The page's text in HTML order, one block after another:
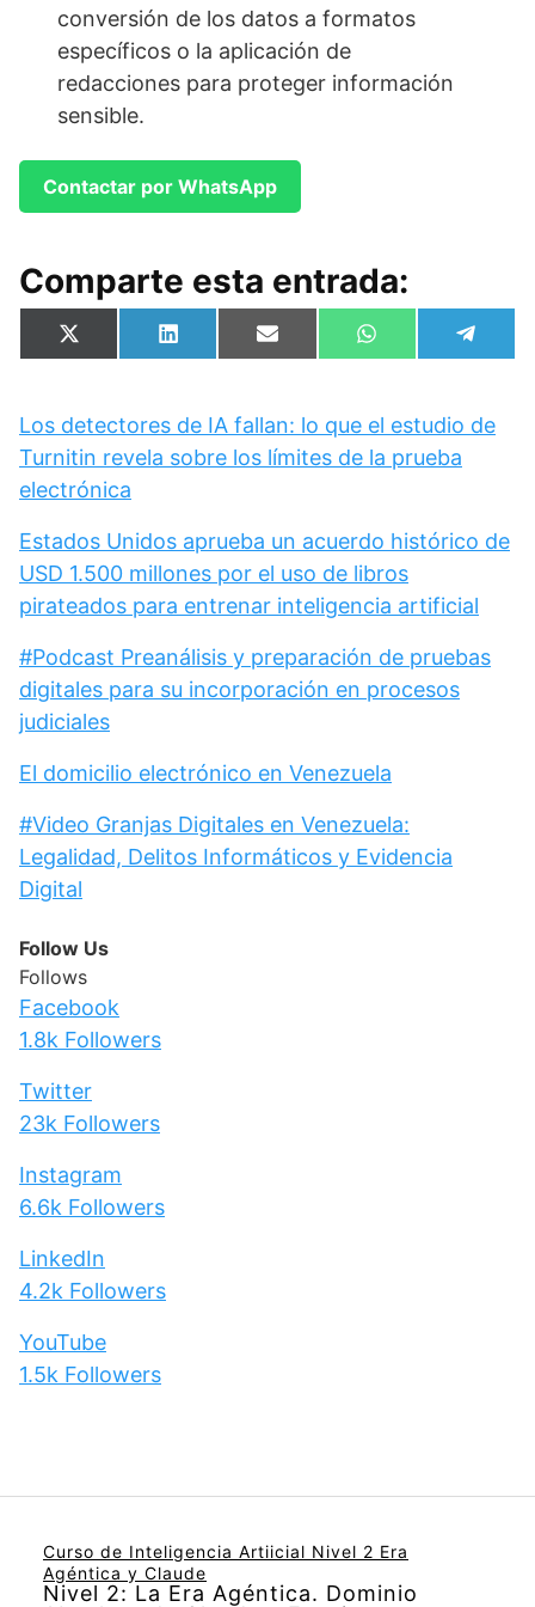
conversión de los datos a formatos
específicos o la aplicación de
redacciones para proteger información
sensible.
Contactar por WhatsApp
Comparte esta entrada:
Compartir
en
X
(
i
t
t
e
r
Compartir
en
L
i
e
d
I
Compartir
en
E
m
l
Compartir
en
W
h
s
A
p
en
e
g
r
Los detectores de IA fallan: lo que el estudio de
Turnitin revela sobre los límites de la prueba
electrónica
Estados Unidos aprueba un acuerdo histórico de
USD 1.500 millones por el uso de libros
pirateados para entrenar inteligencia artificial
#Podcast Preanálisis y preparación de pruebas
digitales para su incorporación en procesos
judiciales
El domicilio electrónico en Venezuela
#Video Granjas Digitales en Venezuela:
Legalidad, Delitos Informáticos y Evidencia
Digital
Follow Us
Follows
Facebook
1.8k Followers
Twitter
23k Followers
Instagram
6.6k Followers
LinkedIn
4.2k Followers
YouTube
1.5k Followers
Curso de Inteligencia Artiicial Nivel 2 Era
Agéntica y Claude
Nivel 2: La Era Agéntica. Dominio